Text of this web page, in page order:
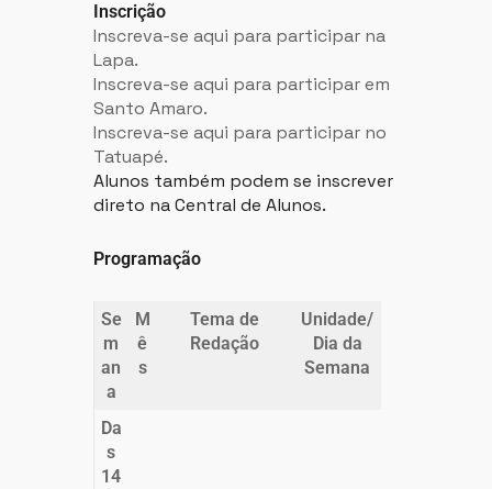
Inscrição
Inscreva-se aqui para participar na
Lapa.
Inscreva-se aqui para participar em
Santo Amaro.
Inscreva-se aqui para participar no
Tatuapé.
Alunos também podem se inscrever
direto na Central de Alunos.
Programação
Se
m
an
a
M
ê
s
Tema de
Redação
Unidade/
Dia da
Semana
Da
s
14